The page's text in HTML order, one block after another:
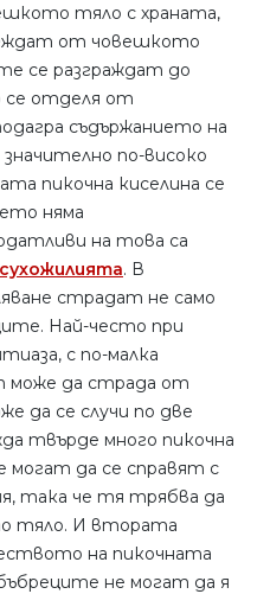
тяло с храната,
от човешкото
се разграждат до
се отделя от
съдържанието на
по-високо
пикочна киселина се
няма
на това са
. В
страдат не само
Най-често при
с по-малка
може да страда от
да се случи по две
твърде много пикочна
могат да се справят с
така че тя трябва да
тяло. И втората
на пикочната
не могат да я